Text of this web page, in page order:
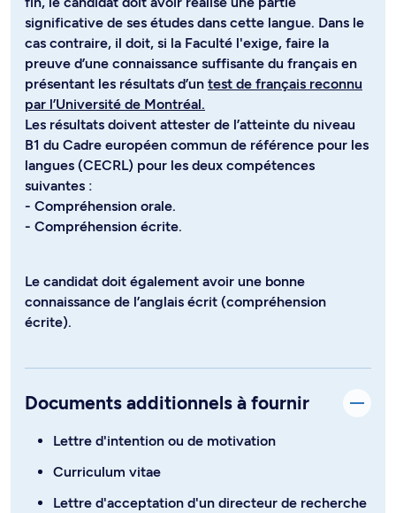
significative de ses études dans cette langue. Dans le
cas contraire, il doit, si la Faculté l'exige, faire la
preuve d’une connaissance suffisante du français en
présentant les résultats d’un test de français reconnu
par l’Université de Montréal.
Les résultats doivent attester de l’atteinte du niveau
B1 du Cadre européen commun de référence pour les
langues (CECRL) pour les deux compétences
suivantes :
- Compréhension orale.
- Compréhension écrite.
Le candidat doit également avoir une bonne
connaissance de l’anglais écrit (compréhension
écrite).
Documents additionnels à fournir
Lettre d'intention ou de motivation
Curriculum vitae
Lettre d'acceptation d'un directeur de recherche